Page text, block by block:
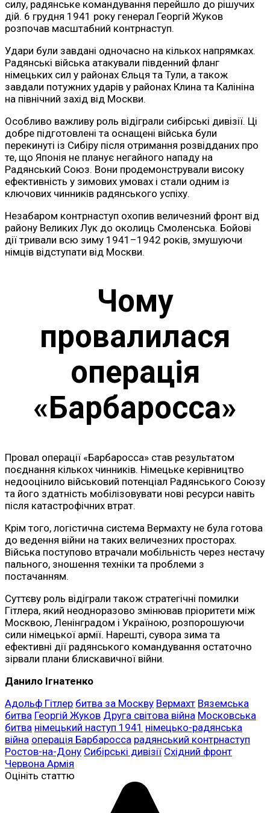
силу, радянське командування перейшло до рішучих
дій. 6 грудня 1941 року генерал Георгій Жуков
розпочав масштабний контрнаступ.
Удари були завдані одночасно на кількох напрямках.
Радянські війська атакували південний фланг
німецьких сил у районах Єльця та Тули, а також
завдали потужних ударів у районах Клина та Калініна
на північний захід від Москви.
Особливо важливу роль відіграли сибірські дивізії. Ці
добре підготовлені та оснащені війська були
перекинуті із Сибіру після отримання розвідданих про
те, що Японія не планує негайного нападу на
Радянський Союз. Вони продемонстрували високу
ефективність у зимових умовах і стали одним із
ключових чинників радянського успіху.
Незабаром контрнаступ охопив величезний фронт від
району Великих Лук до околиць Смоленська. Бойові
дії тривали всю зиму 1941–1942 років, змушуючи
німців відступати від Москви.
Чому
провалилася
операція
«Барбаросса»
Провал операції «Барбаросса» став результатом
поєднання кількох чинників. Німецьке керівництво
недооцінило військовий потенціал Радянського Союзу
та його здатність мобілізовувати нові ресурси навіть
після катастрофічних втрат.
Крім того, логістична система Вермахту не була готова
до ведення війни на таких величезних просторах.
Війська поступово втрачали мобільність через нестачу
пального, зношення техніки та проблеми з
постачанням.
Суттєву роль відіграли також стратегічні помилки
Гітлера, який неодноразово змінював пріоритети між
Москвою, Ленінградом і Україною, розпорошуючи
сили німецької армії. Нарешті, сувора зима та
ефективні дії радянського командування остаточно
зірвали плани блискавичної війни.
Данило Ігнатенко
Адольф Гітлер битва за Москву Вермахт Вяземська
битва Георгій Жуков Друга світова війна Московська
битва німецький наступ 1941 німецько-радянська
війна операція Барбаросса радянський контрнаступ
Ростов-на-Дону Сибірські дивізії Східний фронт
Червона Армія
Оцініть статтю